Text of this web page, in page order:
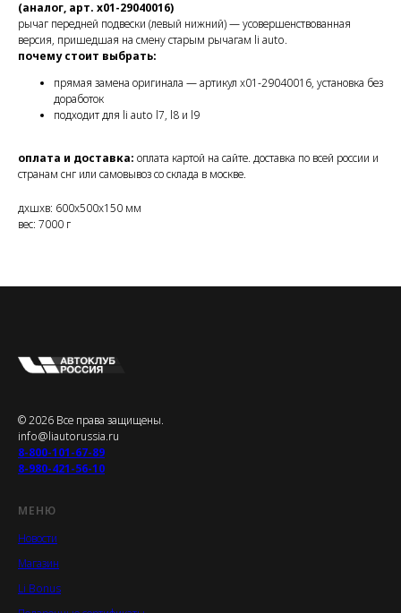
(аналог, арт. x01-29040016)
рычаг передней подвески (левый нижний) — усовершенствованная
версия, пришедшая на смену старым рычагам li auto.
почему стоит выбрать:
прямая замена оригинала — артикул x01-29040016, установка без
доработок
подходит для li auto l7, l8 и l9
оплата и доставка: оплата картой на сайте. доставка по всей россии и
странам снг или самовывоз со склада в москве.
дxшxв: 600x500x150 мм
вес: 7000 г
© 2026 Все права защищены.
info@liautorussia.ru
8-800-101-67-89
8-980-421-56-10
МЕНЮ
Новости
Магазин
Li Bonus